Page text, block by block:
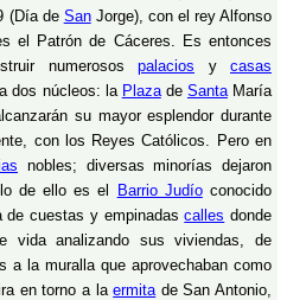
(Día de SanJorge), con el rey Alfonso
el Patrón de Cáceres. Es entonces
numerosos palacios y casas
dos núcleos: la Plazade SantaMaría
su mayor esplendor durante
con los Reyes Católicos. Pero en
nobles; diversas minorías dejaron
de ello es el
Barrio Judíoconocido
de cuestas y empinadascalles donde
vida analizando sus viviendas, de
a la muralla que aprovechaban como
en torno a laermitade San Antonio,